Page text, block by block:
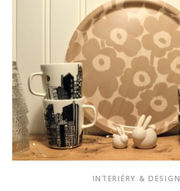
INTERIÉRY & DESIGN